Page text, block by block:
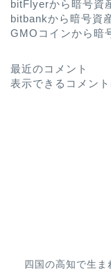
bitFlyerから暗号資
bitbankから暗号資
GMOコインから暗
最近のコメント
表示できるコメント
四国の高知で生